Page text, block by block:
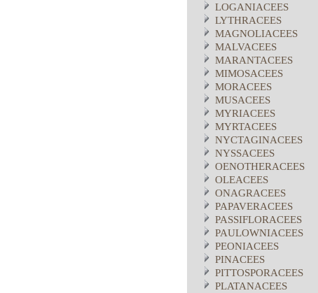
LOGANIACEES
LYTHRACEES
MAGNOLIACEES
MALVACEES
MARANTACEES
MIMOSACEES
MORACEES
MUSACEES
MYRIACEES
MYRTACEES
NYCTAGINACEES
NYSSACEES
OENOTHERACEES
OLEACEES
ONAGRACEES
PAPAVERACEES
PASSIFLORACEES
PAULOWNIACEES
PEONIACEES
PINACEES
PITTOSPORACEES
PLATANACEES